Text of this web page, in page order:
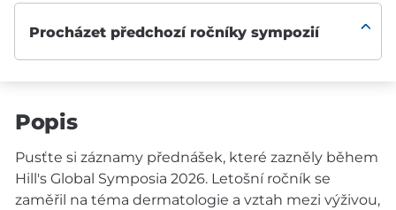
Popis
Pusťte si záznamy přednášek, které zazněly během
Hill's Global Symposia 2026. Letošní ročník se
zaměřil na téma dermatologie a vztah mezi výživou,